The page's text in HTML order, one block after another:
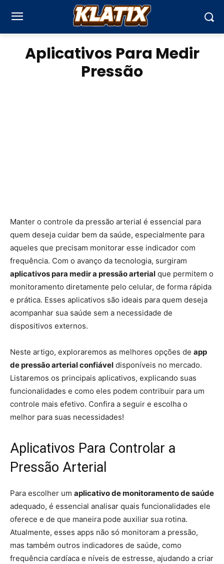
Aplicativos Para Medir
Pressão
Manter o controle da pressão arterial é essencial para
quem deseja cuidar bem da saúde, especialmente para
aqueles que precisam monitorar esse indicador com
frequência. Com o avanço da tecnologia, surgiram
aplicativos para medir a pressão arterial que permitem o
monitoramento diretamente pelo celular, de forma rápida
e prática. Esses aplicativos são ideais para quem deseja
acompanhar sua saúde sem a necessidade de
dispositivos externos.
Neste artigo, exploraremos as melhores opções de app
de pressão arterial confiável disponíveis no mercado.
Listaremos os principais aplicativos, explicando suas
funcionalidades e como eles podem contribuir para um
controle mais efetivo. Confira a seguir e escolha o
melhor para suas necessidades!
Aplicativos Para Controlar a
Pressão Arterial
Para escolher um aplicativo de monitoramento de saúde
adequado, é essencial analisar quais funcionalidades ele
oferece e de que maneira pode auxiliar sua rotina.
Atualmente, esses apps não só monitoram a pressão,
mas também outros indicadores de saúde, como
frequência cardíaca e níveis de estresse, ajudando a criar